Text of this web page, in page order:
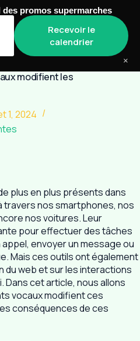
modifient les
1, 2024
plus en plus présents dans
travers nos smartphones, nos
nos voitures. Leur
pour effectuer des tâches
envoyer un message ou
Mais ces outils ont également
du web et sur les interactions
Dans cet article, nous allons
vocaux modifient ces
conséquences de ces
des promos supermarches
Recevoir le
calendrier
×